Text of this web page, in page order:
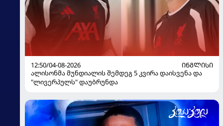
12:50/04-08-2026
ᲘᲜᲒᲚᲘᲡᲘ
ალისონმა მუნდიალის შემდეგ 5 კვირა დაისვენა და
"ლივერპულს" დაუბრუნდა